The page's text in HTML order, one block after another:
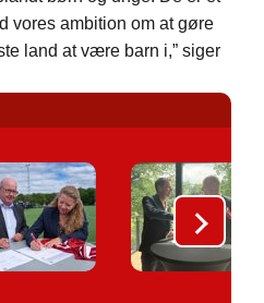
vores ambition om at gøre
land at være barn i,” siger